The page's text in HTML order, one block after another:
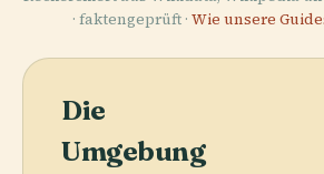
· faktengeprüft · Wie unsere
Die
Umgebung